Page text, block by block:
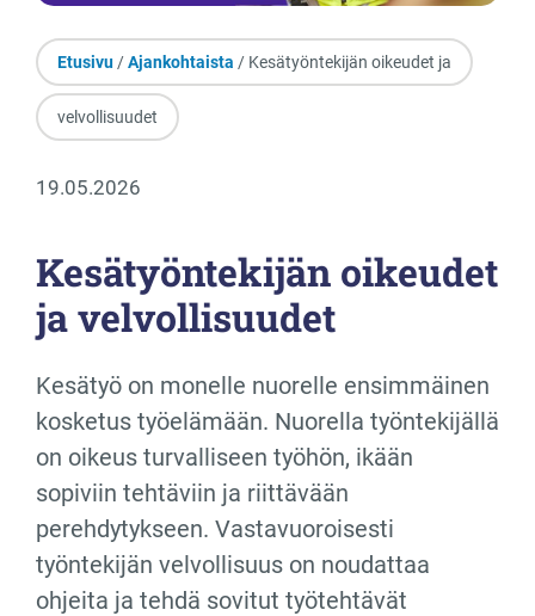
Etusivu /Ajankohtaista / Kesätyöntekijän oikeudet ja
velvollisuudet
19.05.2026
Kesätyöntekijän oikeudet
ja velvollisuudet
Kesätyö on monelle nuorelle ensimmäinen
kosketus työelämään. Nuorella työntekijällä
on oikeus turvalliseen työhön, ikään
sopiviin tehtäviin ja riittävään
perehdytykseen. Vastavuoroisesti
työntekijän velvollisuus on noudattaa
ohjeita ja tehdä sovitut työtehtävät